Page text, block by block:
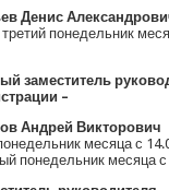
Денис
понедельник
заместитель
–
Андрей Викторович
месяца с
понедельник месяца с